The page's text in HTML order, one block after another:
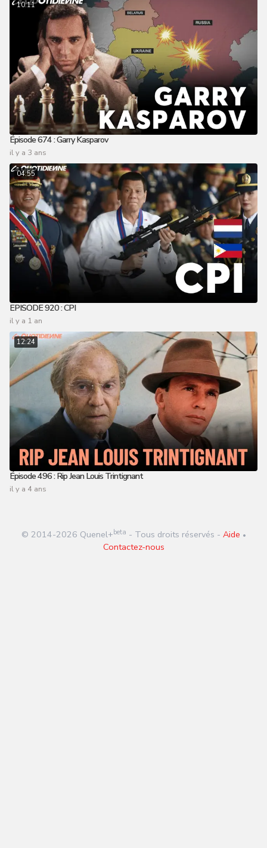
10:11
Épisode 674 : Garry Kasparov
il y a 3 ans
04:55
EPISODE 920 : CPI
il y a 1 an
12:24
Épisode 496 : Rip Jean Louis Trintignant
il y a 4 ans
© 2014-2026 Quenel+beta - Tous droits réservés - Aide •
Contactez-nous